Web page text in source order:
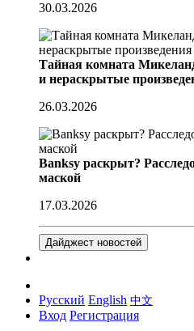
30.03.2026
Тайная комната
и нераскрытые
26.03.2026
Banksy раскрыт?
маской
17.03.2026
Дайджест новостей
Русский English 中文
Вход Регистрация